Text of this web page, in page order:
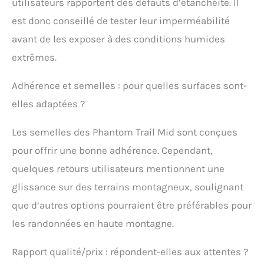
avec une semelle
TrimfitTM
ajustement optimal et
être placée sous la
semelle d'origine.
conception innovante de
caoutchouc avec
adhérence
permet de marcher en
toute confiance sur
car vous ne perdrez pas
RESPIRANTES : la toile
est donc conseillé de tester leur imperméabilité
avant de les exposer à des conditions humides
extrêmes.
Adhérence et semelles : pour quelles surfaces sont-
elles adaptées ?
Les semelles des Phantom Trail Mid sont conçues
pour offrir une bonne adhérence. Cependant,
quelques retours utilisateurs mentionnent une
glissance sur des terrains montagneux, soulignant
que d’autres options pourraient être préférables pour
les randonnées en haute montagne.
Rapport qualité/prix : répondent-elles aux attentes ?